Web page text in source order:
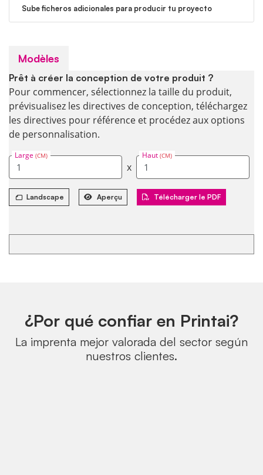
Modèles
Prêt à créer la conception de votre produit ?
Pour commencer, sélectionnez la taille du produit,
prévisualisez les directives de conception, téléchargez
les directives pour référence et procédez aux options
de personnalisation.
Large (CM)
x
Haut (CM)
Landscape Aperçu Télécharger le PDF
Sube ficheros adicionales para producir tu proyecto
¿Por qué confiar en Printai?
La imprenta mejor valorada del sector según
nuestros clientes.